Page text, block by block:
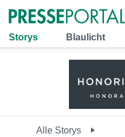
Storys Blaulicht
Alle Storys